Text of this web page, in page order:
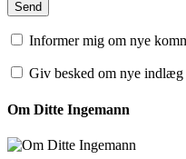
Informer mig om nye
Giv besked om nye indlæg
Om Ditte Ingemann